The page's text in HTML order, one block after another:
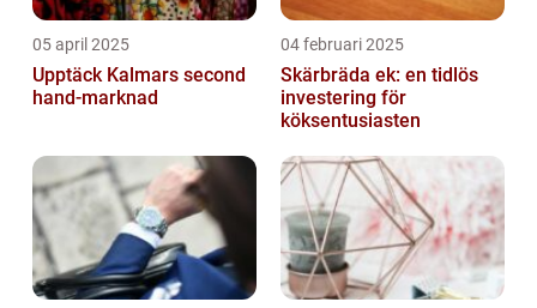
05 april 2025
Upptäck Kalmars second
hand-marknad
04 februari 2025
Skärbräda ek: en tidlös
investering för
köksentusiasten